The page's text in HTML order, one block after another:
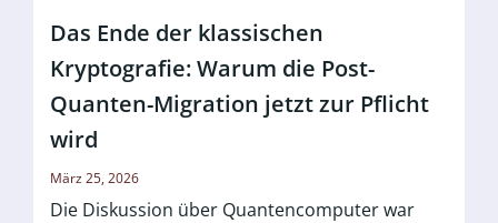
Das Ende der klassischen
Kryptografie: Warum die Post-
Quanten-Migration jetzt zur Pflicht
wird
März 25, 2026
Die Diskussion über Quantencomputer war